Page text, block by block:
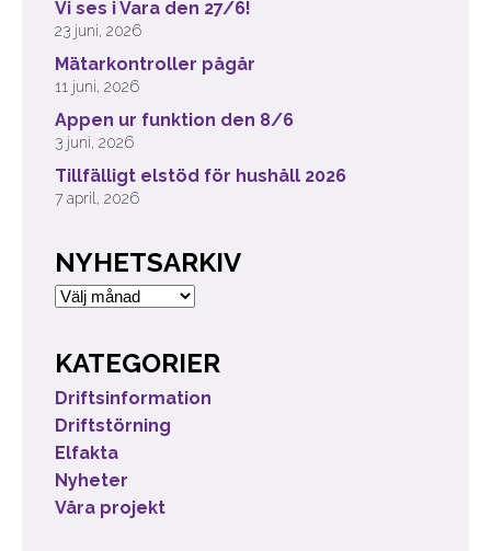
Vi ses i Vara den 27/6!
23 juni, 2026
Mätarkontroller pågår
11 juni, 2026
Appen ur funktion den 8/6
3 juni, 2026
Tillfälligt elstöd för hushåll 2026
7 april, 2026
NYHETSARKIV
Nyhetsarkiv
KATEGORIER
Driftsinformation
Driftstörning
Elfakta
Nyheter
Våra projekt